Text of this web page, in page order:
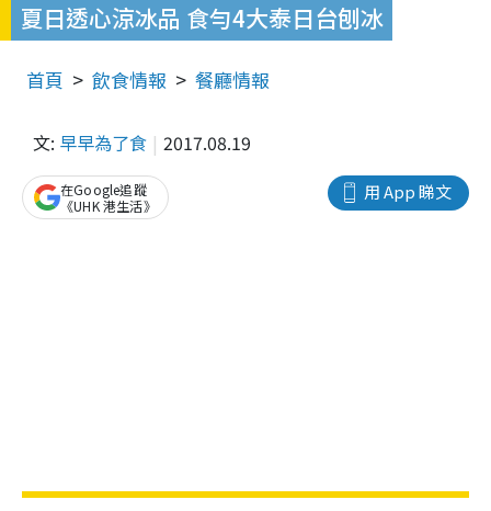
夏日透心涼冰品 食勻4大泰日台刨冰
首頁 飲食情報 餐廳情報
文: 早早為了食 2017.08.19
用 App 睇文
在Google追蹤
《UHK 港生活》